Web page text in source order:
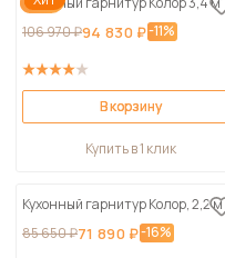
106 970 ₽94 830 ₽-11%
В корзину
Купить в 1 клик
Кухонный гарнитур Колор, 2,2 м
85 650 ₽71 890 ₽-16%